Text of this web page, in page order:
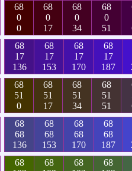
68
0
0
68
0
17
68
0
34
68
0
51
68
17
136
68
17
153
68
17
170
68
17
187
68
51
0
68
51
17
68
51
34
68
51
51
68
68
136
68
68
153
68
68
170
68
68
187
68
68
68
68